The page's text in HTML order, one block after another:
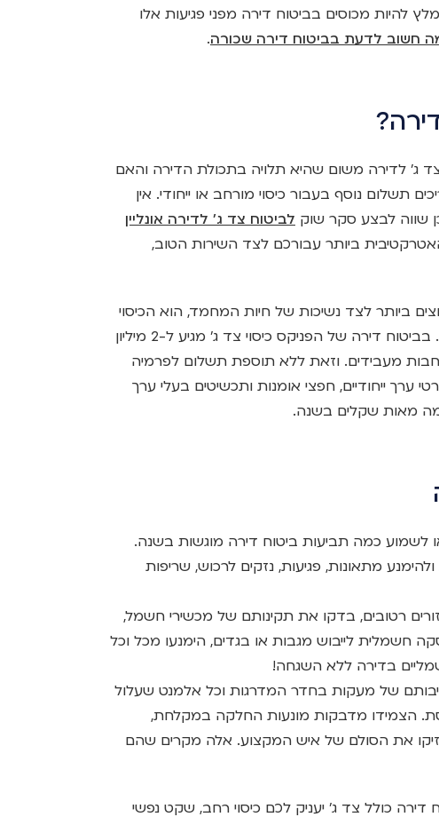
להיות מכוסים בביטוח דירה מפני פגיעות אלו
חשוב לדעת בביטוח דירה שכורה.
לדירה משום שהיא תלויה בתכולת הדירה והאם
תשלום נוסף בעבור כיסוי מורחב או ייחודי. אין
שווה לבצע סקר שוק לביטוח צד ג' לדירה אונליין
ביותר עבורכם לצד השירות הטוב,
ביותר לצד נשיכות של חיות המחמד, הוא הכיסוי
בעבור תביעות של עובדי משק בית שנפגעו. בביטוח דירה של הפניקס כיסוי צד ג' מגיע ל-2 מיליון
אחריות חבות מעבידים. וזאת ללא תוספת תשלום לפרמיה
ייחודיים, חפצי אומנות ותכשיטים בעלי ערך
מאות שקלים בשנה.
לשמוע כמה תביעות ביטוח דירה מוגשות בשנה.
מתאונות, פגיעות, נזקים לרכוש, שריפות
רטובים, בדקו את תקינותם של מכשירי חשמל,
חשמלית לייבוש מגבות או בגדים, הימנעו מכל וכל
בדירה ללא השגחה!
של מעקות בחדר המדרגות וכל אלמנט שעלול
הצמידו מדבקות מונעות החלקה במקלחת,
את הסולם של איש המקצוע. אלה מקרים שהם
כולל צד ג' יעניק לכם כיסוי רחב, שקט נפשי